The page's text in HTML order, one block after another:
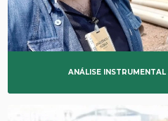
ANÁLISE